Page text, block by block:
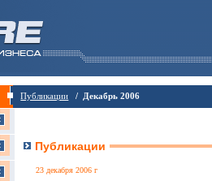
Публикации / Декабрь 2006
Публикации
23 декабря 2006 г